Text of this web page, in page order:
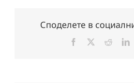
Споделете в
Facebook Reddit